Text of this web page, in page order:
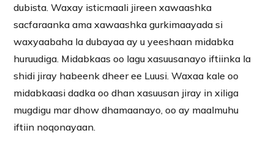
dubista. Waxay isticmaali jireen xawaashka
sacfaraanka ama xawaashka gurkimaayada si
waxyaabaha la dubayaa ay u yeeshaan midabka
huruudiga. Midabkaas oo lagu xasuusanayo iftiinka la
shidi jiray habeenk dheer ee Luusi. Waxaa kale oo
midabkaasi dadka oo dhan xasuusan jiray in xiliga
mugdigu mar dhow dhamaanayo, oo ay maalmuhu
iftiin noqonayaan.